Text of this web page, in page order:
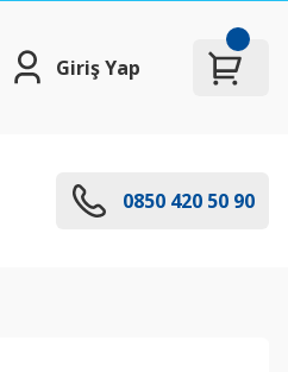
Giriş Yap
0850 420 50 90